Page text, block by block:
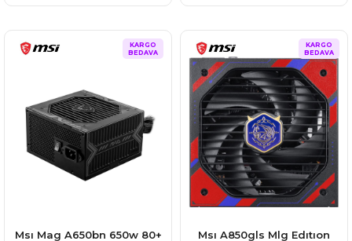
Msı Mag A650bn 650w 80+
KARGO
BEDAVA
Msı A850gls Mlg Edıtıon
KARGO
BEDAVA